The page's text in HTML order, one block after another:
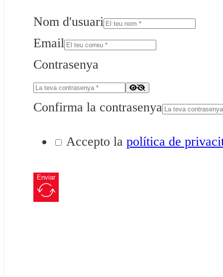
Nom d'usuari
Email
Contrasenya
Confirma la contrasenya
Accepto la política de
Enviar